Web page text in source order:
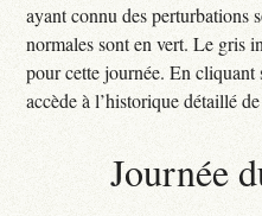
ayant connu des perturbations
normales sont en vert. Le gris
pour cette journée. En cliquant
accède à l’historique détaillé
Journée